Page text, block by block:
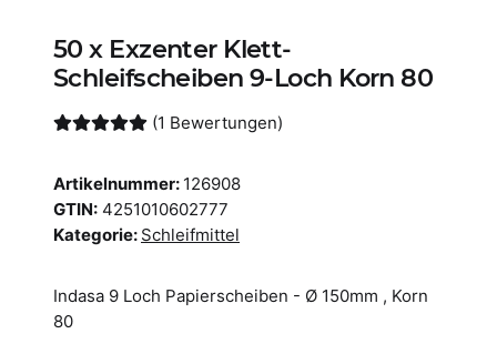
50 x Exzenter Klett-
Schleifscheiben 9-Loch Korn 80
(1 Bewertungen)
Artikelnummer: 126908
GTIN: 4251010602777
Kategorie: Schleifmittel
Indasa 9 Loch Papierscheiben - Ø 150mm , Korn
80